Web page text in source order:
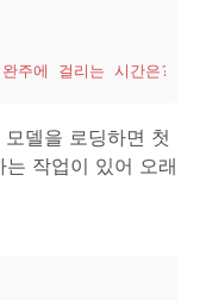
주에 걸리는 시간은?'
모델을 로딩하면 첫
작업이 있어 오래